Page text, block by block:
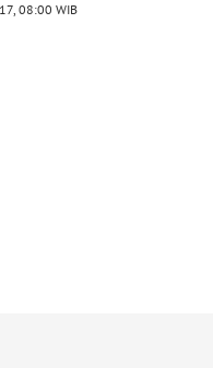
08:00 WIB